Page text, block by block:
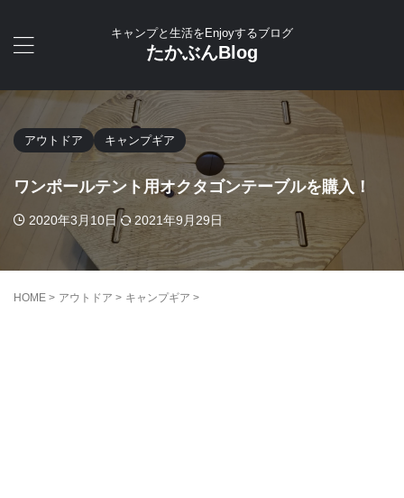
キャンプと生活をEnjoyするブログ
たかぶんBlog
アウトドア キャンプギア
ワンポールテント用オクタゴンテーブルを購入！
2020年3月10日 2021年9月29日
HOME > アウトドア > キャンプギア >